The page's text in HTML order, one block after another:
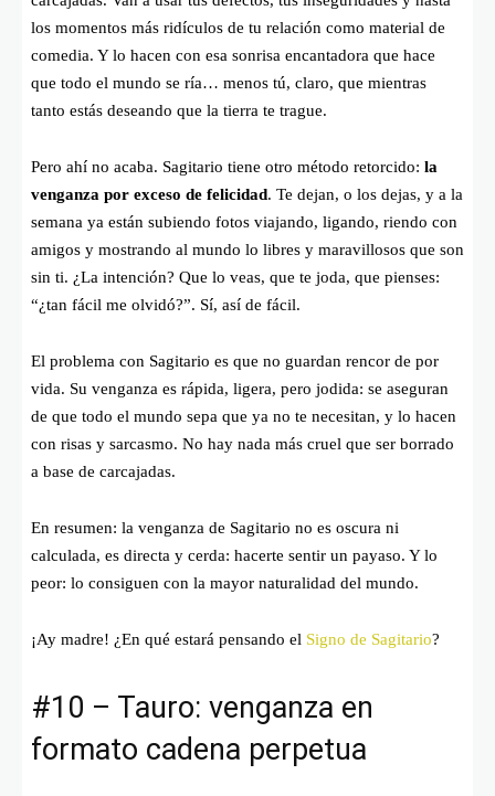
los momentos más ridículos de tu relación como material de
comedia. Y lo hacen con esa sonrisa encantadora que hace
que todo el mundo se ría… menos tú, claro, que mientras
tanto estás deseando que la tierra te trague.
Pero ahí no acaba. Sagitario tiene otro método retorcido: la
venganza por exceso de felicidad. Te dejan, o los dejas, y a la
semana ya están subiendo fotos viajando, ligando, riendo con
amigos y mostrando al mundo lo libres y maravillosos que son
sin ti. ¿La intención? Que lo veas, que te joda, que pienses:
“¿tan fácil me olvidó?”. Sí, así de fácil.
El problema con Sagitario es que no guardan rencor de por
vida. Su venganza es rápida, ligera, pero jodida: se aseguran
de que todo el mundo sepa que ya no te necesitan, y lo hacen
con risas y sarcasmo. No hay nada más cruel que ser borrado
a base de carcajadas.
En resumen: la venganza de Sagitario no es oscura ni
calculada, es directa y cerda: hacerte sentir un payaso. Y lo
peor: lo consiguen con la mayor naturalidad del mundo.
¡Ay madre! ¿En qué estará pensando el Signo de Sagitario?
#10 – Tauro: venganza en
formato cadena perpetua